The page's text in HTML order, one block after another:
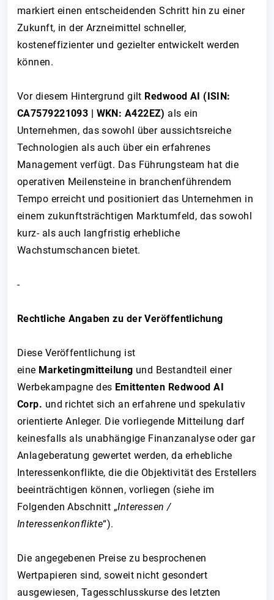
markiert einen entscheidenden Schritt hin zu einer
Zukunft, in der Arzneimittel schneller,
kosteneffizienter und gezielter entwickelt werden
können.
Vor diesem Hintergrund gilt Redwood AI (ISIN:
CA7579221093 | WKN: A422EZ) als ein
Unternehmen, das sowohl über aussichtsreiche
Technologien als auch über ein erfahrenes
Management verfügt. Das Führungsteam hat die
operativen Meilensteine in branchenführendem
Tempo erreicht und positioniert das Unternehmen in
einem zukunftsträchtigen Marktumfeld, das sowohl
kurz- als auch langfristig erhebliche
Wachstumschancen bietet.
-
Rechtliche Angaben zu der Veröffentlichung
Diese Veröffentlichung ist
eine Marketingmitteilung und Bestandteil einer
Werbekampagne des Emittenten Redwood AI
Corp. und richtet sich an erfahrene und spekulativ
orientierte Anleger. Die vorliegende Mitteilung darf
keinesfalls als unabhängige Finanzanalyse oder gar
Anlageberatung gewertet werden, da erhebliche
Interessenkonflikte, die die Objektivität des Erstellers
beeinträchtigen können, vorliegen (siehe im
Folgenden Abschnitt „Interessen /
Interessenkonflikte“).
Die angegebenen Preise zu besprochenen
Wertpapieren sind, soweit nicht gesondert
ausgewiesen, Tagesschlusskurse des letzten